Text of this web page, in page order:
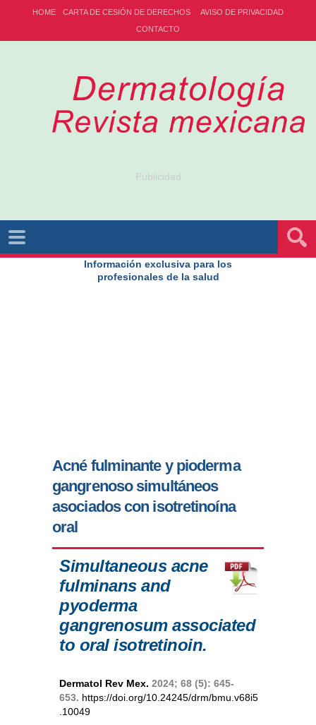
HOME CARTA DE CESIÓN DE DERECHOS
AVISO DE PRIVACIDAD
CONTACTO
Publicidad
Información exclusiva para los
profesionales de la salud
Acné fulminante y pioderma
gangrenoso simultáneos
asociados con isotretinoína
oral
Simultaneous acne
fulminans and
pyoderma
gangrenosum associated
to oral isotretinoin.
Dermatol Rev Mex. 2024; 68 (5): 645-
653. https://doi.org/10.24245/drm/bmu.v68i5
.10049